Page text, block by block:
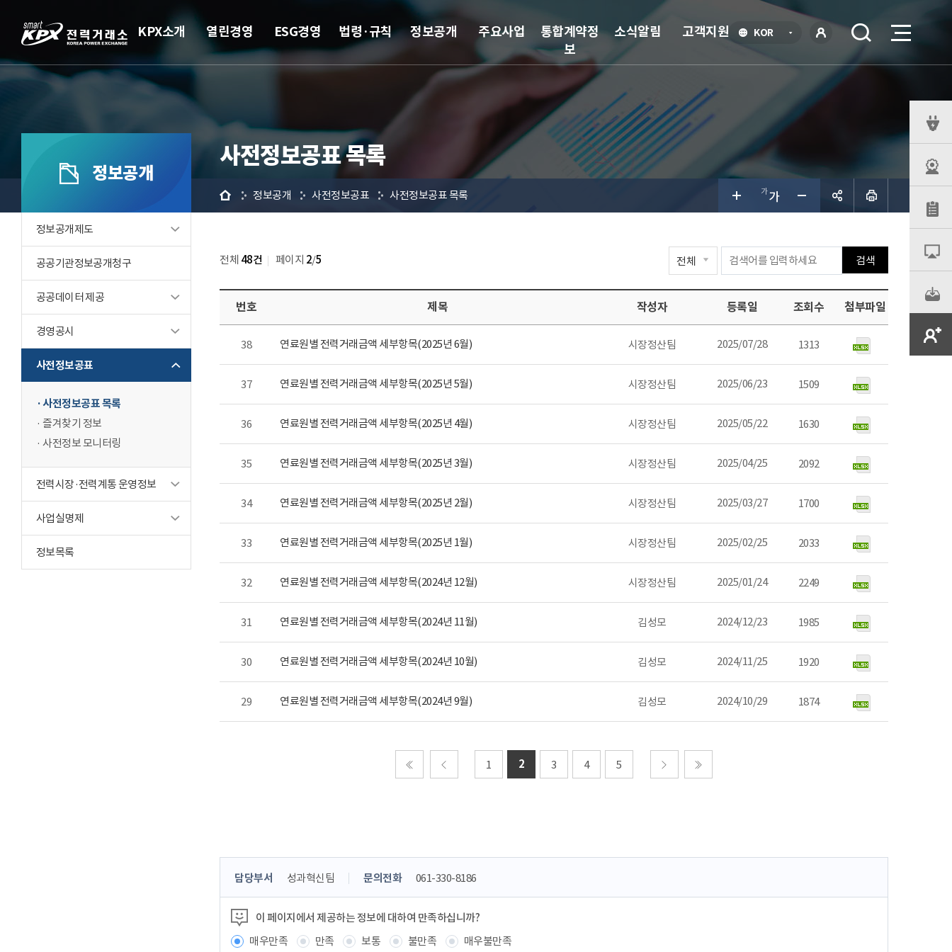
KOR언
그인
KPX소개 열린경영 ESG경영 법령·규칙 정보공개 주요사업
통합계약정
보
소식알림 고객지원
정보공개
정보공개제도
공공기관정보공개청구
공공데이터 제공
경영공시
사전정보공표
사전정보공표 목록
즐겨찾기 정보
사전정보 모니터링
전력시장·전력계통 운영정보
사업실명제
정보목록
사전정보공표 목록
홈 정보공개 사전정보공표 사전정보공표 목록
검색
전체 48건 페이지 2/5
번호 제목 작성자 등록일 조회수 첨부파일
38 연료원별 전력거래금액 세부항목(2025년 6월) 시장정산팀 2025/07/28 1313
37 연료원별 전력거래금액 세부항목(2025년 5월) 시장정산팀 2025/06/23 1509
36 연료원별 전력거래금액 세부항목(2025년 4월) 시장정산팀 2025/05/22 1630
35 연료원별 전력거래금액 세부항목(2025년 3월) 시장정산팀 2025/04/25 2092
34 연료원별 전력거래금액 세부항목(2025년 2월) 시장정산팀 2025/03/27 1700
33 연료원별 전력거래금액 세부항목(2025년 1월) 시장정산팀 2025/02/25 2033
32 연료원별 전력거래금액 세부항목(2024년 12월) 시장정산팀 2025/01/24 2249
31 연료원별 전력거래금액 세부항목(2024년 11월) 김성모 2024/12/23 1985
30 연료원별 전력거래금액 세부항목(2024년 10월) 김성모 2024/11/25 1920
29 연료원별 전력거래금액 세부항목(2024년 9월) 김성모 2024/10/29 1874
1 2 3 4
5
콘
츠
정
보
담당부서 성과혁신팀 문의전화 061-330-8186
이 페이지에서 제공하는 정보에 대하여 만족하십니까?
매우만족
만족 보통 불만족 매우불만족
뉴